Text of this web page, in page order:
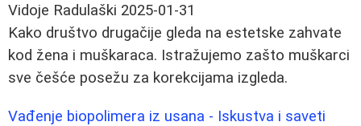
Vidoje Radulaški 2025-01-31
Kako društvo drugačije gleda na estetske zahvate
kod žena i muškaraca. Istražujemo zašto muškarci
sve češće posežu za korekcijama izgleda.
Vađenje biopolimera iz usana - Iskustva i saveti